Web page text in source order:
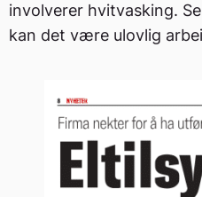
involverer hvitvasking.
kan det være ulovlig